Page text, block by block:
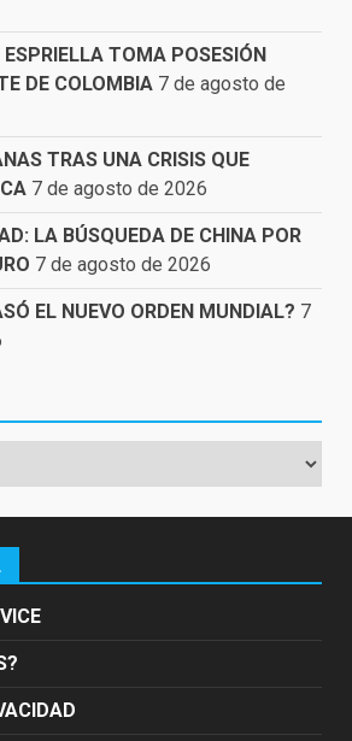
TOMA POSESIÓN
DE COLOMBIA 7 de agosto de
TRAS UNA CRISIS QUE
7 de agosto de 2026
LA BÚSQUEDA DE CHINA POR
7 de agosto de 2026
EL NUEVO ORDEN MUNDIAL? 7